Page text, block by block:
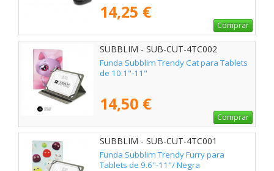
14,25 €
Comprar
SUBBLIM - SUB-CUT-4TC002
Funda Subblim Trendy Cat para Tablets
de 10.1"-11"
14,50 €
Comprar
SUBBLIM - SUB-CUT-4TC001
Funda Subblim Trendy Furry para
Tablets de 9.6"-11"/ Negra